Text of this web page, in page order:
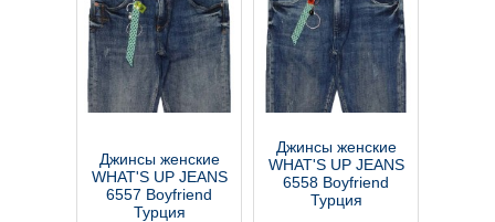
Джинсы женские
WHAT'S UP JEANS
6557 Boyfriend
Турция
Джинсы женские
WHAT'S UP JEANS
6558 Boyfriend
Турция